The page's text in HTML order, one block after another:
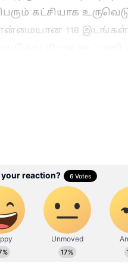
கட்சியாக
118 இடங்கள்
KN Nehru:
கே.என்.நேருவுக்கு
சுத்துப்போட்ட
விஜய்.! அதிர்ச்சி
ஐகோர்ட்.! நடந்தது